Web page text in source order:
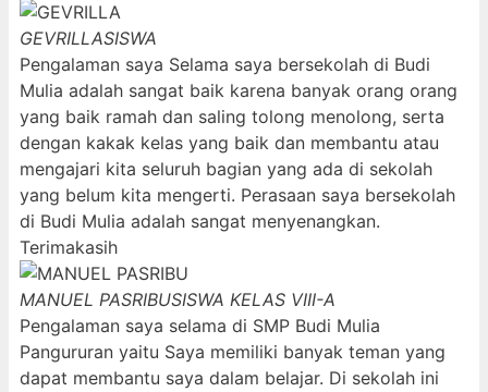
GEVRILLASISWA
Pengalaman saya Selama saya bersekolah di Budi
Mulia adalah sangat baik karena banyak orang orang
yang baik ramah dan saling tolong menolong, serta
dengan kakak kelas yang baik dan membantu atau
mengajari kita seluruh bagian yang ada di sekolah
yang belum kita mengerti. Perasaan saya bersekolah
di Budi Mulia adalah sangat menyenangkan.
Terimakasih
MANUEL PASRIBUSISWA KELAS VIII-A
Pengalaman saya selama di SMP Budi Mulia
Pangururan yaitu Saya memiliki banyak teman yang
dapat membantu saya dalam belajar. Di sekolah ini